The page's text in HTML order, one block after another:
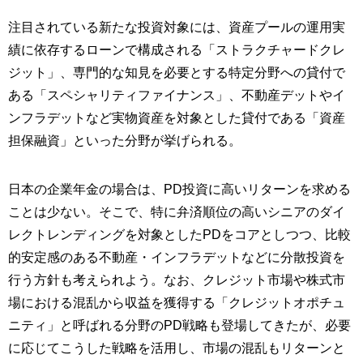
注目されている新たな投資対象には、資産プールの運用実
績に依存するローンで構成される「ストラクチャードクレ
ジット」、専門的な知見を必要とする特定分野への貸付で
ある「スペシャリティファイナンス」、不動産デットやイ
ンフラデットなど実物資産を対象とした貸付である「資産
担保融資」といった分野が挙げられる。
日本の企業年金の場合は、PD投資に高いリターンを求める
ことは少ない。そこで、特に弁済順位の高いシニアのダイ
レクトレンディングを対象としたPDをコアとしつつ、比較
的安定感のある不動産・インフラデットなどに分散投資を
行う方針も考えられよう。なお、クレジット市場や株式市
場における混乱から収益を獲得する「クレジットオポチュ
ニティ」と呼ばれる分野のPD戦略も登場してきたが、必要
に応じてこうした戦略を活用し、市場の混乱もリターンと